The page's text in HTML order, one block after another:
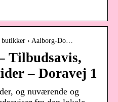
butikker › Aalborg-Do…
Tilbudsavis,
– Doravej 1
og nuværende og